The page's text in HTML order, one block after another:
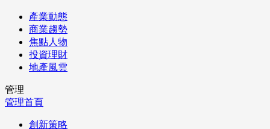
產業動態
商業趨勢
焦點人物
投資理財
地產風雲
管理
管理首頁
創新策略